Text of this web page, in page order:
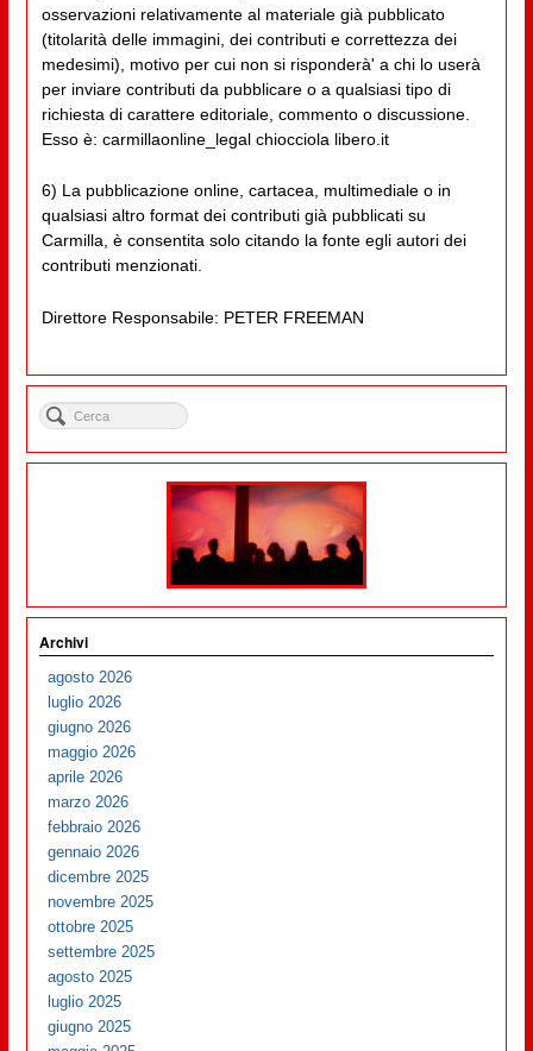
osservazioni relativamente al materiale già pubblicato
(titolarità delle immagini, dei contributi e correttezza dei
medesimi), motivo per cui non si risponderà' a chi lo userà
per inviare contributi da pubblicare o a qualsiasi tipo di
richiesta di carattere editoriale, commento o discussione.
Esso è: carmillaonline_legal chiocciola libero.it
6) La pubblicazione online, cartacea, multimediale o in
qualsiasi altro format dei contributi già pubblicati su
Carmilla, è consentita solo citando la fonte egli autori dei
contributi menzionati.
Direttore Responsabile: PETER FREEMAN
Archivi
agosto 2026
luglio 2026
giugno 2026
maggio 2026
aprile 2026
marzo 2026
febbraio 2026
gennaio 2026
dicembre 2025
novembre 2025
ottobre 2025
settembre 2025
agosto 2025
luglio 2025
giugno 2025